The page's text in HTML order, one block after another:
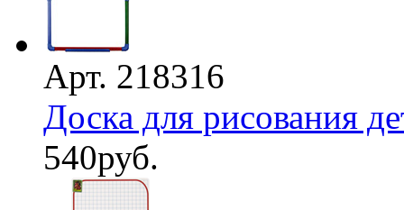
Арт. 218316
Доска для рисования
540руб.